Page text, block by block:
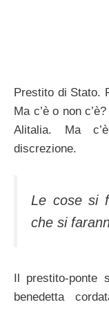
Prestito di Stato.
Ma c’è o non
Alitalia. Ma
discrezione.
Le cose si
che si
Il prestito-ponte
benedetta